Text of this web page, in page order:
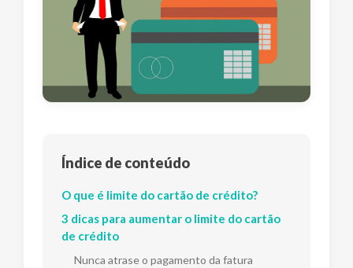
Índice de conteúdo
O que é limite do cartão de crédito?
3 dicas para aumentar o limite do cartão
de crédito
Nunca atrase o pagamento da fatura